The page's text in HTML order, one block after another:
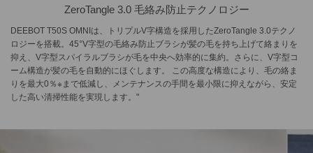
ZeroTangle 3.0 毛絡み防止テクノロジー
DEEBOT T50S OMNIは、トリプルV字構造を採用したZeroTangle 3.0テクノ
ロジーを搭載。45°V字型の毛絡み防止ブラシが髪の毛を持ち上げて絡まりを
抑え、V字型スパイラルブラシが毛を中央へ効率的に集約。さらに、V字型コ
ーム構造が髪の毛を自動的にほぐします。 この高度な構造により、毛の絡ま
りを最大0％※まで低減し、メンテナンスの手間を最小限に抑えながら、安定
した高い清掃性能を実現します。"